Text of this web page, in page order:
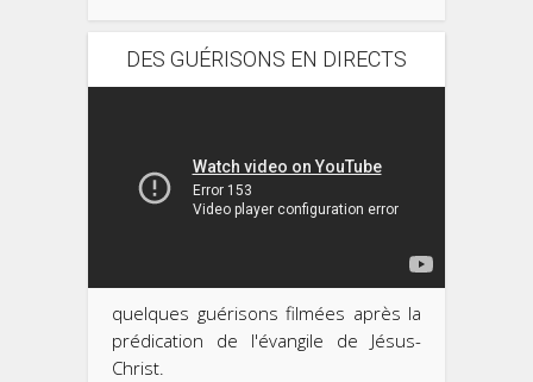
DES GUÉRISONS EN DIRECTS
quelques guérisons filmées après la
prédication de l'évangile de Jésus-
Christ.